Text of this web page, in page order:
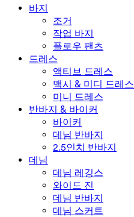
수영복 세트
언더웨어
바지
조거
작업 바지
플로우 팬츠
드레스
액티브 드레스
맥시 & 미디 드레스
미니 드레스
반바지 & 바이커
바이커
데님 반바지
2.5인치 반바지
데님
데님 레깅스
와이드 진
데님 반바지
데님 스커트